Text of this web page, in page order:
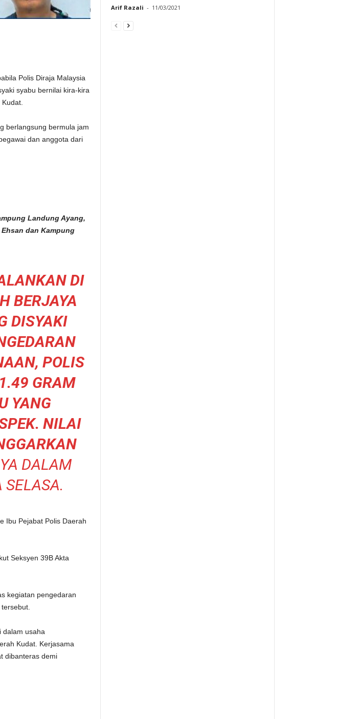
Polis Diraja Malaysia
syabu bernilai kira-kira
berlangsung bermula jam
dan anggota dari
Landung Ayang,
Ehsan dan Kampung
DI
BERJAYA
DISYAKI
POLIS
GRAM
YANG
NILAI
DALAM
SELASA.
Ibu Pejabat Polis Daerah
Seksyen 39B Akta
kegiatan pengedaran
dalam usaha
Kudat. Kerjasama
dibanteras demi
Arif Razali - 11/03/2021